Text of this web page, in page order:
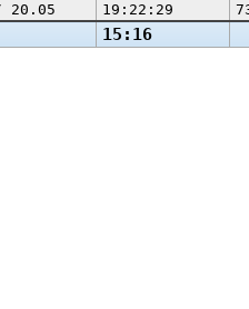
15:16
20.05 19:22:29